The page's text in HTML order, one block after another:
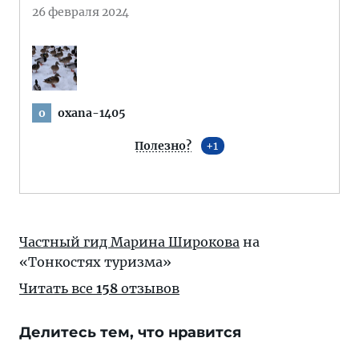
26 февраля 2024
o oxana-1405
Полезно? 1
Частный гид Марина Широкова на
«Тонкостях туризма»
Читать все 158 отзывов
Делитесь тем, что нравится